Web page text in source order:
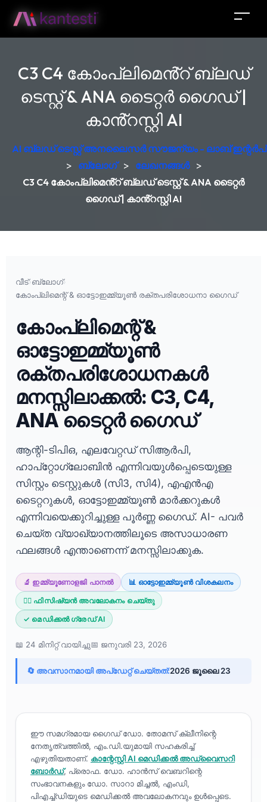
C3 C4 കോംപ്ലിമെൻ്റ് ബ്ലഡ്
ടെസ്റ്റ് & ANA ടൈറ്റർ ഗൈഡ് |
കാൻ്റസ്റ്റി AI
AI ബ്ലഡ് ടെസ്റ്റ് അനലൈസർ സൗജന്യം - ലാബ്
> ബ്ലോഗ് > ലേഖനങ്ങൾ
>
C3 C4 കോംപ്ലിമെൻ്റ് ബ്ലഡ് ടെസ്റ്റ് & ANA ടൈറ്റർ
ഗൈഡ് | കാൻ്റസ്റ്റി AI
വീട്›ബ്ലോഗ്›
കോംപ്ലിമെന്റ് & ഓട്ടോഇമ്മ്യൂൺ രക്തപരിശോധനാ ഗൈഡ്
കോംപ്ലിമെന്റ് &
ഓട്ടോഇമ്മ്യൂൺ
രക്തപരിശോധനകൾ
മനസ്സിലാക്കൽ: C3, C4,
ANA ടൈറ്റർ ഗൈഡ്
ആന്റി-ടിപിഒ, എലവേറ്റഡ് സിആർപി,
ഹാപ്‌റ്റോഗ്ലോബിൻ എന്നിവയുൾപ്പെടെയുള്ള
സിസ്റ്റം ടെസ്റ്റുകൾ (സി3, സി4), എഎൻഎ
ടൈറ്ററുകൾ, ഓട്ടോഇമ്മ്യൂൺ മാർക്കറുകൾ
എന്നിവയെക്കുറിച്ചുള്ള പൂർണ്ണ ഗൈഡ്. AI- പവർ
ചെയ്ത വ്യാഖ്യാനത്തിലൂടെ അസാധാരണ
ഫലങ്ങൾ എന്താണെന്ന് മനസ്സിലാക്കുക.
🔬 ഇമ്മ്യൂണോളജി പാനൽ 📊 ഓട്ടോഇമ്മ്യൂൺ വിശകലനം
👨‍⚕️ ഫിസിഷ്യൻ അവലോകനം ചെയ്തു
✓ മെഡിക്കൽ ഗ്രേഡ് AI
📖 24 മിനിറ്റ് വായിച്ചു📅 ജനുവരി 23, 2026
🔄 അവസാനമായി അപ്ഡേറ്റ് ചെയ്തത്:2026 ജൂലൈ 23
ഈ സമഗ്രമായ ഗൈഡ് ഡോ. തോമസ് ക്ലീനിന്റെ
നേതൃത്വത്തിൽ, എം.ഡി.യുമായി സഹകരിച്ച്
എഴുതിയതാണ്. കാന്റേസ്റ്റി AI മെഡിക്കൽ അഡ്വൈസറി
ബോർഡ്, പ്രൊഫ. ഡോ. ഹാൻസ് വെബറിന്റെ
സംഭാവനകളും ഡോ. സാറാ മിച്ചൽ, എംഡി,
പിഎച്ച്ഡിയുടെ മെഡിക്കൽ അവലോകനവും ഉൾപ്പെടെ.